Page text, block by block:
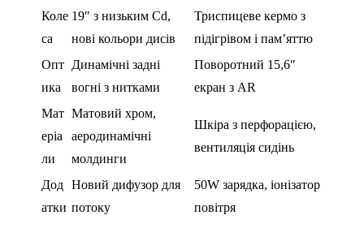
Коле
са
19″ з низьким Cd,
нові кольори дисів
Триспицеве кермо з
підігрівом і пам’яттю
Опт
ика
Динамічні задні
вогні з нитками
Поворотний 15,6″
екран з AR
Мат
еріа
ли
Матовий хром,
аеродинамічні
молдинги
Шкіра з перфорацією,
вентиляція сидінь
Дод
атки
Новий дифузор для
потоку
50W зарядка, іонізатор
повітря